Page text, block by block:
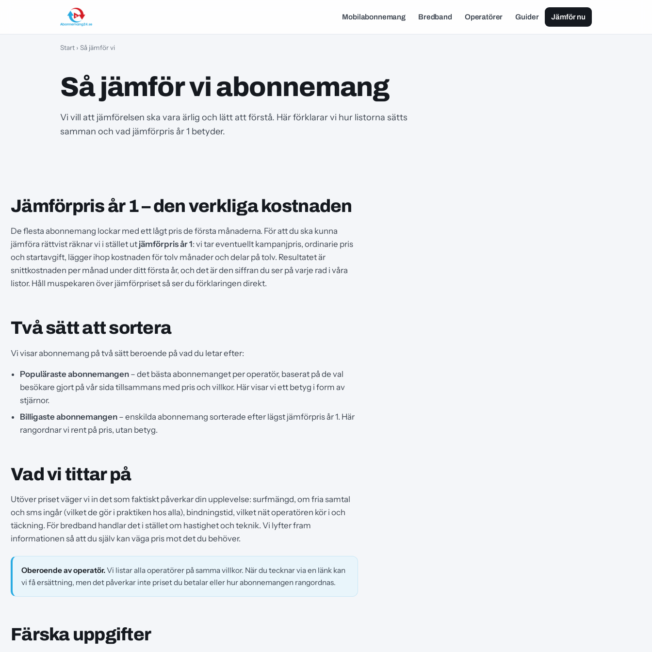
Mobilabonnemang Bredband Operatörer Guider Jämför nu
Start › Så jämför vi
Så jämför vi abonnemang
Vi vill att jämförelsen ska vara ärlig och lätt att förstå. Här förklarar vi hur listorna sätts
samman och vad jämförpris år 1 betyder.
Jämförpris år 1 – den verkliga kostnaden
De flesta abonnemang lockar med ett lågt pris de första månaderna. För att du ska kunna
jämföra rättvist räknar vi i stället ut jämförpris år 1: vi tar eventuellt kampanjpris, ordinarie pris
och startavgift, lägger ihop kostnaden för tolv månader och delar på tolv. Resultatet är
snittkostnaden per månad under ditt första år, och det är den siffran du ser på varje rad i våra
listor. Håll muspekaren över jämförpriset så ser du förklaringen direkt.
Två sätt att sortera
Vi visar abonnemang på två sätt beroende på vad du letar efter:
Populäraste abonnemangen – det bästa abonnemanget per operatör, baserat på de val
besökare gjort på vår sida tillsammans med pris och villkor. Här visar vi ett betyg i form av
stjärnor.
Billigaste abonnemangen – enskilda abonnemang sorterade efter lägst jämförpris år 1. Här
rangordnar vi rent på pris, utan betyg.
Vad vi tittar på
Utöver priset väger vi in det som faktiskt påverkar din upplevelse: surfmängd, om fria samtal
och sms ingår (vilket de gör i praktiken hos alla), bindningstid, vilket nät operatören kör i och
täckning. För bredband handlar det i stället om hastighet och teknik. Vi lyfter fram
informationen så att du själv kan väga pris mot det du behöver.
Oberoende av operatör.Vi listar alla operatörer på samma villkor. När du tecknar via en länk kan
vi få ersättning, men det påverkar inte priset du betalar eller hur abonnemangen rangordnas.
Färska uppgifter